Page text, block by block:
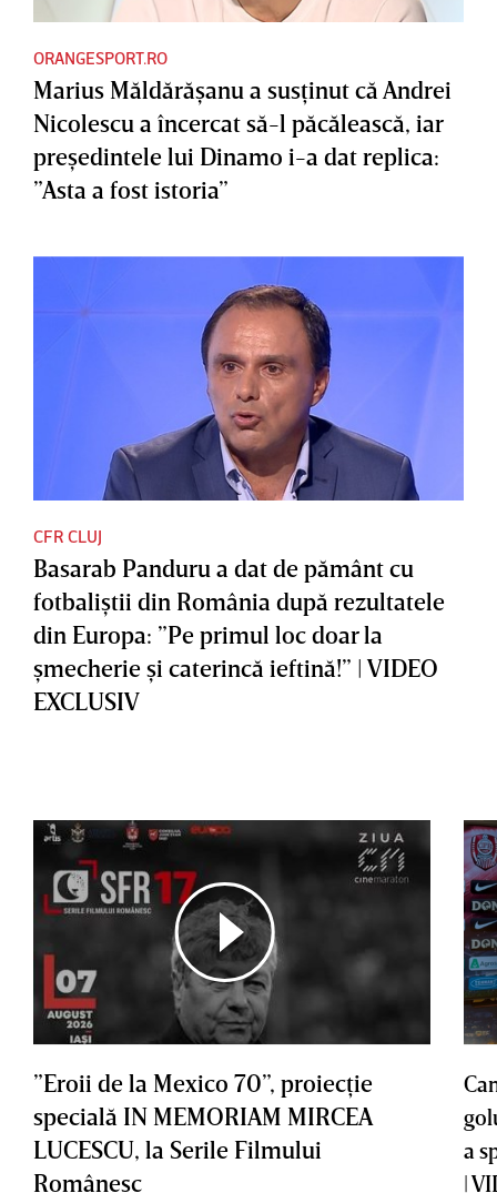
ORANGESPORT.RO
Marius Măldărăşanu a susţinut că Andrei
Nicolescu a încercat să-l păcălească, iar
preşedintele lui Dinamo i-a dat replica:
”Asta a fost istoria”
CFR CLUJ
Basarab Panduru a dat de pământ cu
fotbaliştii din România după rezultatele
din Europa: ”Pe primul loc doar la
şmecherie şi caterincă ieftină!” | VIDEO
EXCLUSIV
”Eroii de la Mexico 70”, proiecţie
specială IN MEMORIAM MIRCEA
LUCESCU, la Serile Filmului
Românesc
a
|